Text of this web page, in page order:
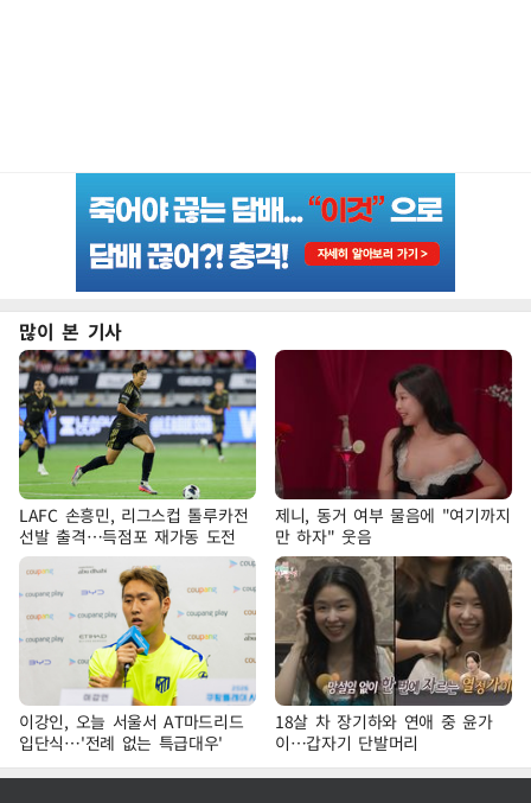
많이 본 기사
LAFC 손흥민, 리그스컵 톨루카전
선발 출격…득점포 재가동 도전
제니, 동거 여부 물음에 "여기까지
만 하자" 웃음
이강인, 오늘 서울서 AT마드리드
입단식…'전례 없는 특급대우'
18살 차 장기하와 연애 중 윤가
이…갑자기 단발머리